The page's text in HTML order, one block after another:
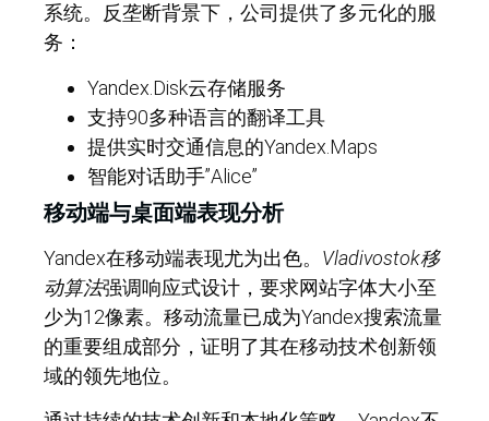
系统。反垄断背景下，公司提供了多元化的服
务：
Yandex.Disk云存储服务
支持90多种语言的翻译工具
提供实时交通信息的Yandex.Maps
智能对话助手”Alice”
移动端与桌面端表现分析
Yandex在移动端表现尤为出色。 Vladivostok移
动算法强调响应式设计，要求网站字体大小至
少为12像素。移动流量已成为Yandex搜索流量
的重要组成部分，证明了其在移动技术创新领
域的领先地位。